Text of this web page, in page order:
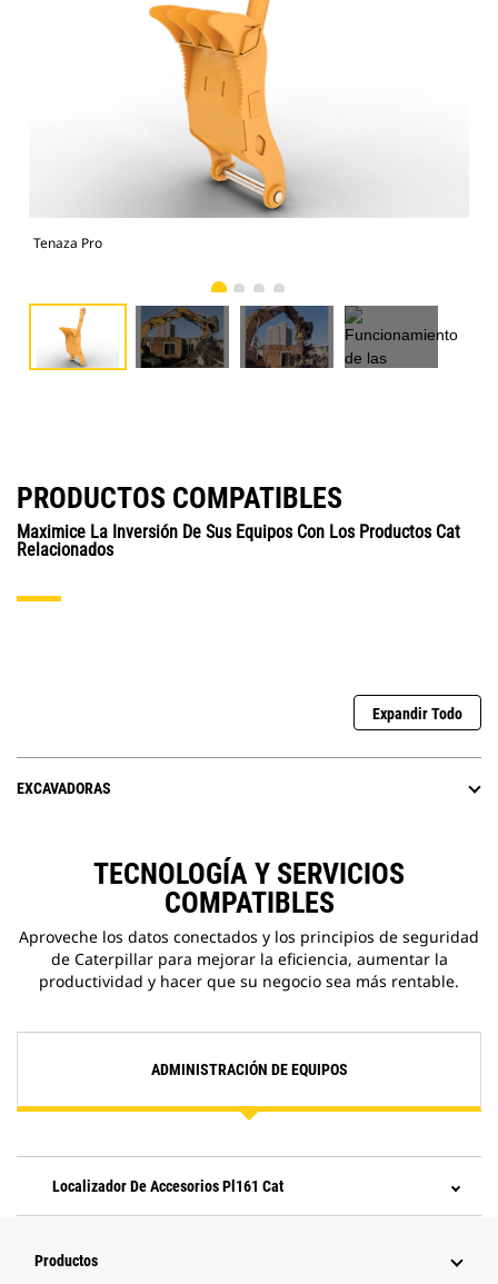
Tenaza Pro
PRODUCTOS COMPATIBLES
Maximice La Inversión De Sus Equipos Con Los Productos Cat
Relacionados
Expandir Todo
EXCAVADORAS
TECNOLOGÍA Y SERVICIOS
COMPATIBLES
Aproveche los datos conectados y los principios de seguridad
de Caterpillar para mejorar la eficiencia, aumentar la
productividad y hacer que su negocio sea más rentable.
ADMINISTRACIÓN DE EQUIPOS
Localizador De Accesorios Pl161 Cat
Productos